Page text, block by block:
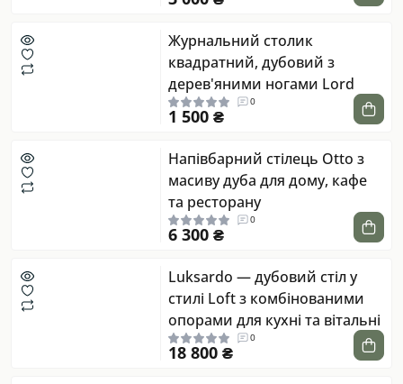
Журнальний столик
квадратний, дубовий з
дерев'яними ногами Lord
0
1 500 ₴
Напівбарний стілець Otto з
масиву дуба для дому, кафе
та ресторану
0
6 300 ₴
Luksardo — дубовий стіл у
стилі Loft з комбінованими
опорами для кухні та вітальні
0
18 800 ₴